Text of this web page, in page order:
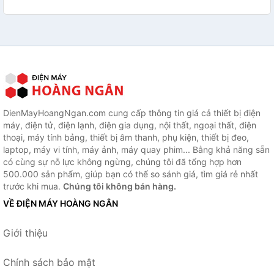
DienMayHoangNgan.com cung cấp thông tin giá cả thiết bị điện
máy, điện tử, điện lạnh, điện gia dụng, nội thất, ngoại thất, điện
thoại, máy tính bảng, thiết bị âm thanh, phụ kiện, thiết bị đeo,
laptop, máy vi tính, máy ảnh, máy quay phim... Bằng khả năng sẵn
có cùng sự nỗ lực không ngừng, chúng tôi đã tổng hợp hơn
500.000 sản phẩm, giúp bạn có thể so sánh giá, tìm giá rẻ nhất
trước khi mua. Chúng tôi không bán hàng.
VỀ ĐIỆN MÁY HOÀNG NGÂN
Giới thiệu
Chính sách bảo mật